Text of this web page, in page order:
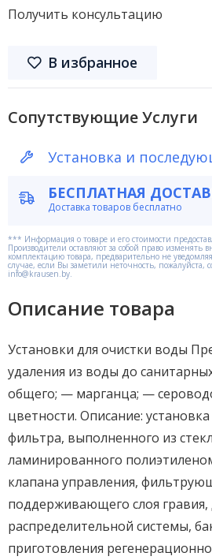
Получить консультацию
В избранное
Сопутствующие Услуги
Установка и
БЕСПЛАТНАЯ
Доставка товаров бесплатно
*** Информация о товаре и его стоимости
Производители оставляют за собой право
комплектацию товара, предварительно не
случае, если Вы заметили неточность,
info@krausen.by.
Описание товара
Установки для очистки воды
удаления из воды до
общего; — марганца; —
цветности. Описание:
фильтра, выполненного из
ламинированного
клапана управления,
поддерживающего слоя
распределительной системы,
приготовления